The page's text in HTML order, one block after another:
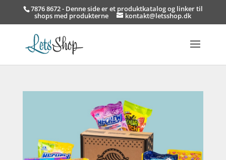
7876 8672 - Denne side er et produktkatalog og linker til
shops med produkterne kontakt@letsshop.dk